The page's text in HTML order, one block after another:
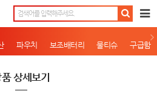
파우치 보조배터리 물티슈 구급함
상세보기